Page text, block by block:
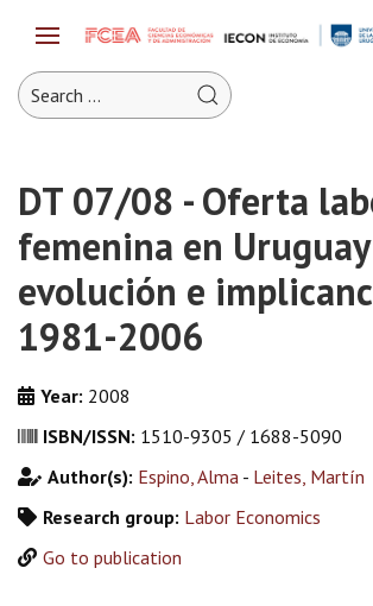
DT 07/08 - Oferta
femenina en
evolución e
1981-2006
Year: 2008
ISBN/ISSN: 1510-9305 / 1688-5090
Author(s): Espino, Alma - Leites, Martín
Research group: Labor Economics
Go to publication